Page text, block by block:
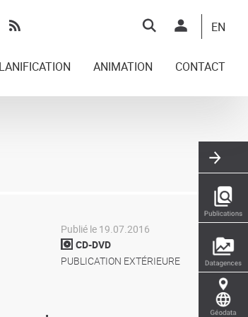
Top
EN
ANIMATION CONTACT
Publié le 19.07.2016
CD-DVD
PUBLICATION EXTÉRIEURE